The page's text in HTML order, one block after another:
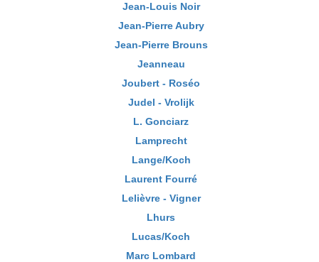
Jean-Louis Noir
Jean-Pierre Aubry
Jean-Pierre Brouns
Jeanneau
Joubert - Roséo
Judel - Vrolijk
L. Gonciarz
Lamprecht
Lange/Koch
Laurent Fourré
Lelièvre - Vigner
Lhurs
Lucas/Koch
Marc Lombard